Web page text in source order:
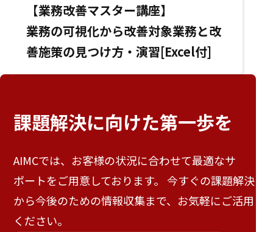
【業務改善マスター講座】
業務の可視化から改善対象業務と改
善施策の見つけ方・演習[Excel付]
課題解決に向けた第一歩を
AIMCでは、お客様の状況に合わせて最適なサ
ポートをご用意しております。 今すぐの課題解決
から今後のための情報収集まで、お気軽にご活用
ください。